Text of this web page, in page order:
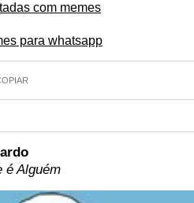
com memes
para whatsapp
é Alguém